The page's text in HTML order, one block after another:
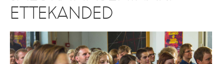
ETTEKANDED